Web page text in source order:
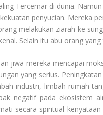
Tercemar di dunia.
penyucian. Mereka
melakukan ziarah ke
Selain itu abu orang
jiwa mereka mencapai
yang serius.
industri, limbah rumah
negatif pada ekosistem
secara spiritual